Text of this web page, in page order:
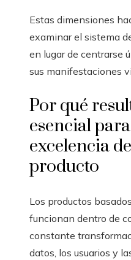
Estas dimensiones
examinar el sistema
en lugar de centrarse
sus manifestaciones
Por qué
esencial
excelencia
producto
Los productos
funcionan dentro de
constante
datos, los usuarios y